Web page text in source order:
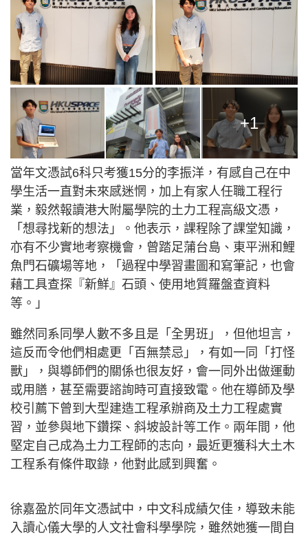
+1
當年文憑試6科只考獲15分的李振洋，有感自己在中
學生活一直對未來感迷惘，加上有家人任職工程行
業，毅然報讀港大附屬學院的土力工程高級文憑，
「想尋找新的想法」。他表示，課程除了課堂知識，
亦有不少實地考察機會，曾踏足蒲台島、東平洲和鯉
魚門石礦場等地，「過程中學習畫圖和寫筆記，也會
藉工具查探『新鮮』石頭、使用地質羅盤查資料
等。」
雖然同系同學人數不多且是「全男班」，但他坦言，
這反而令他們相處更「百無禁忌」，有如一同「打怪
獸」，與導師們的關係也很友好，會一同外出做運動
或用膳，甚至需要諮詢時可直接致電。他在導師及學
校引薦下曾到大型建造工程承辦商及土力工程處實
習，並參與地下鑽探、斜坡設計等工作。兩年間，他
堅定自己成為土力工程師的志向，最近更獲科大土木
工程系有條件取錄，他對此感到興奮。
徐嘉盈於同年文憑試中，中文科成績欠佳，導致未能
入讀心儀大學的人文社會科學學院，雖然她獲一間自